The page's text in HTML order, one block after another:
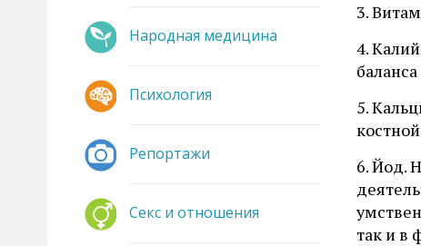
3.
4.
5.
6. Йод.
так и в
Народная медицина
Психология
Репортажи
Секс и отношения